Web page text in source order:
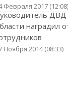
Февраля 2017 (12:08)
ДВД
наградил
Ноября 2014 (08:33)